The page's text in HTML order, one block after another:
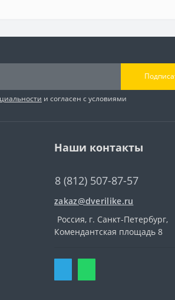
и согласен с условиями
Наши контакты
8 (812) 507-87-57
zakaz@dverilike.ru
Россия, г. Санкт-Петербург,
Комендантская площадь 8